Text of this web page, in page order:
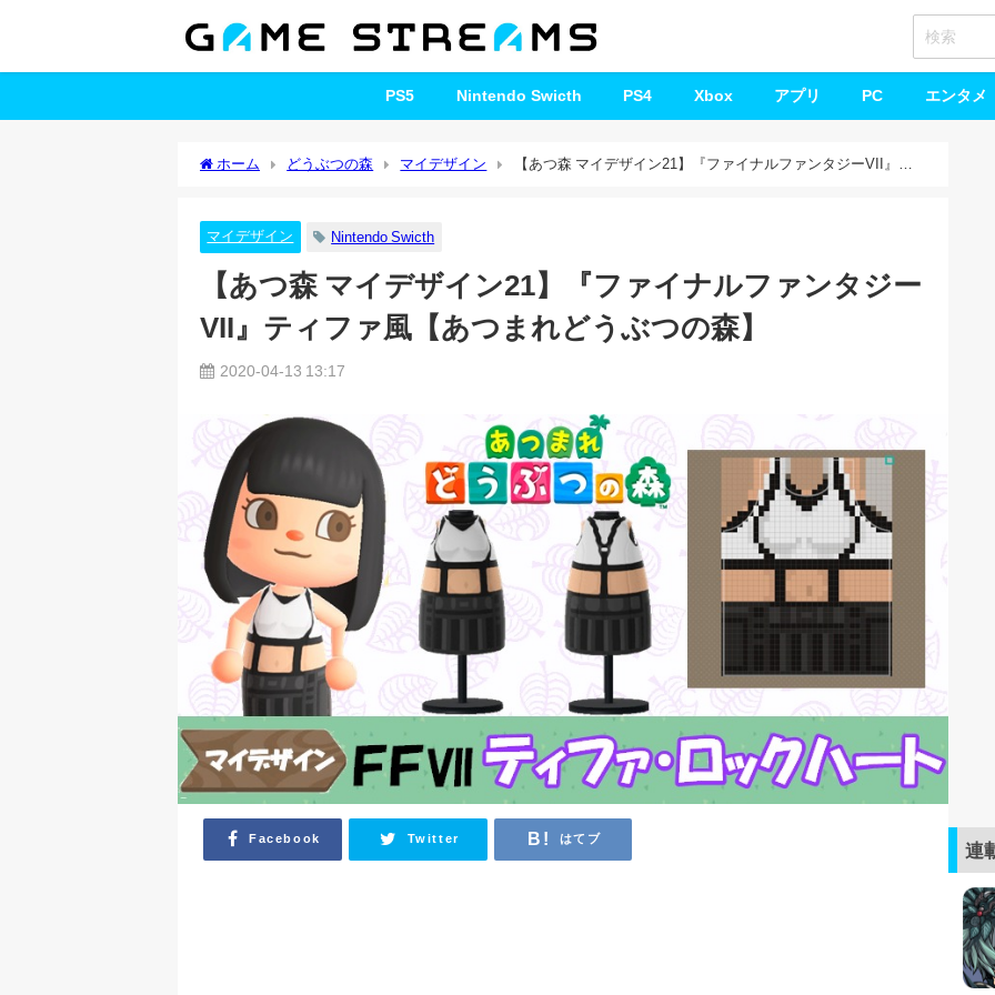
PS5 Nintendo Swicth PS4 Xbox アプリ PC エンタメ
ホーム どうぶつの森 マイデザイン
【あつ森 マイデザイン21】『ファイナルファンタジーVII』テ
マイデザイン Nintendo Swicth
【あつ森 マイデザイン21】『ファイナルファンタジー
VII』ティファ風【あつまれどうぶつの森】
2020-04-13 13:17
Facebook Twitter はてブ
連